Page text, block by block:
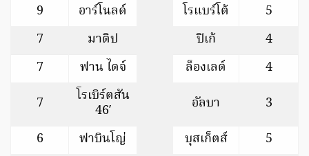
9
อาร์โนลด์ โรแบร์โต้
5
7
มาติป ปิเก้
4
7
ฟาน ไดจ์ ล็องเลต์
4
7
โรเบิร์ตสัน
46′ อัลบา
3
6
ฟาบินโญ่ บุสเก็ตส์
5